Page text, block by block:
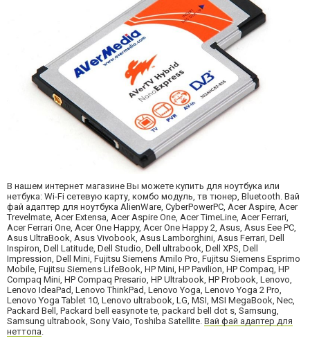
В нашем интернет магазине Вы можете купить для ноутбука или
нетбука: Wi-Fi сетевую карту, комбо модуль, тв тюнер, Bluetooth. Вай
фай адаптер для ноутбука AlienWare, CyberPowerPC, Acer Aspire, Acer
Trevelmate, Acer Extensa, Acer Aspire One, Acer TimeLine, Acer Ferrari,
Acer Ferrari One, Acer One Happy, Acer One Happy 2, Asus, Asus Eee PC,
Asus UltraBook, Asus Vivobook, Asus Lamborghini, Asus Ferrari, Dell
Inspiron, Dell Latitude, Dell Studio, Dell ultrabook, Dell XPS, Dell
Impression, Dell Mini, Fujitsu Siemens Amilo Pro, Fujitsu Siemens Esprimo
Mobile, Fujitsu Siemens LifeBook, HP Mini, HP Pavilion, HP Compaq, HP
Compaq Mini, HP Compaq Presario, HP Ultrabook, HP Probook, Lenovo,
Lenovo IdeaPad, Lenovo ThinkPad, Lenovo Yoga, Lenovo Yoga 2 Pro,
Lenovo Yoga Tablet 10, Lenovo ultrabook, LG, MSI, MSI MegaBook, Nec,
Packard Bell, Packard bell easynote te, packard bell dot s, Samsung,
Samsung ultrabook, Sony Vaio, Toshiba Satellite. Вай фай адаптер для
неттопа.